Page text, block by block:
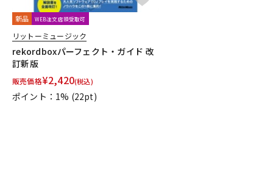
新品 WEB注文店頭受取可
リットーミュージック
rekordboxパーフェクト・ガイド 改
訂新版
販売価格¥2,420(税込)
ポイント：1% (22pt)